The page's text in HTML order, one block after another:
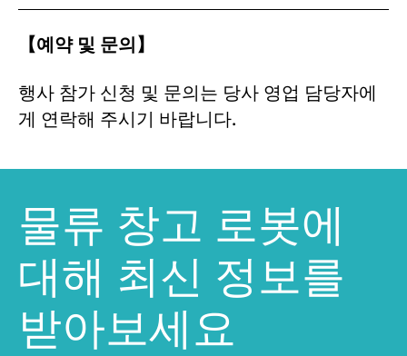
【예약 및 문의】
행사 참가 신청 및 문의는 당사 영업 담당자에
게 연락해 주시기 바랍니다.
물류 창고 로봇에
대해 최신 정보를
받아보세요